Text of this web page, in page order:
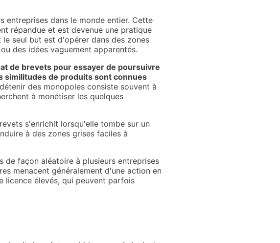
entreprises dans le monde entier. Cette
répandue et est devenue une pratique
seul but est d'opérer dans des zones
des idées vaguement apparentés.
de brevets pour essayer de poursuivre
similitudes de produits sont connues
des monopoles consiste souvent à
à monétiser les quelques
s'enrichit lorsqu'elle tombe sur un
à des zones grises faciles à
de façon aléatoire à plusieurs entreprises
menacent généralement d'une action en
licence élevés, qui peuvent parfois